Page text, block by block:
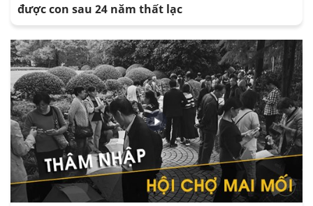
được con sau 24 năm thất lạc